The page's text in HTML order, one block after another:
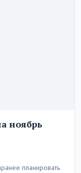
ноябрь
планировать